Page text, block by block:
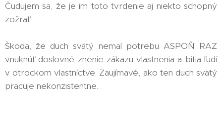
Čudujem sa, že je im toto tvrdenie aj niekto schopný
zožrať...
Škoda, že duch svätý nemal potrebu ASPOŇ RAZ
vnuknúť doslovné znenie zákazu vlastnenia a bitia ľudí
v otrockom vlastníctve. Zaujímavé, ako ten duch svätý
pracuje nekonzistentne.